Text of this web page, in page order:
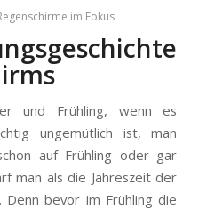
im Fokus
und Frühling, wenn es
ungemütlich ist, man
auf Frühling oder gar
man als die Jahreszeit der
Denn bevor im Frühling die